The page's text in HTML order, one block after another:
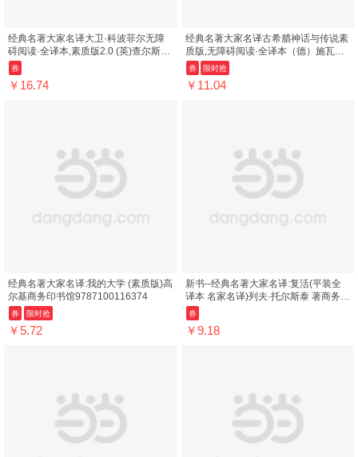
经典名著大家名译大卫·科波菲尔无障
碍阅读·全译本,素质版2.0 (英)查尔斯·
狄更斯(Charles Dickens) 著,...
券
￥16.74
经典名著大家名译古希腊神话与传说素
质版,无障碍阅读·全译本（德）施瓦布
商务印书馆9787100110150
券 限时抢
￥11.04
经典名著大家名译:我的大学 (素质版)高
尔基商务印书馆9787100116374
券 限时抢
￥5.72
新书--经典名著大家名译:复活(平装全
译本 名家名译)列夫·托尔斯泰 著商务印
书馆9787100106511 ; 978-7-100...
券
￥9.18